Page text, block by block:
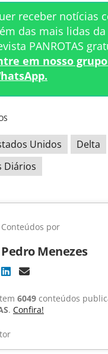
receber notícias
das mais lidas da
PANROTAS
em nosso
Unidos Delta
Diários
Conteúdos por
Pedro Menezes
6049 conteúdos
. Confira!